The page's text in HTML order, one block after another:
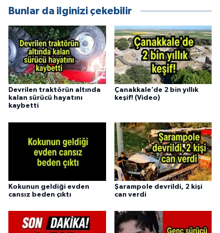
Bunlar da ilginizi çekebilir
Devrilen traktörün altında
kalan sürücü hayatını
kaybetti
Çanakkale’de 2 bin yıllık
keşif! (Video)
Kokunun geldiği evden
cansız beden çıktı
Şarampole devrildi, 2 kişi
can verdi